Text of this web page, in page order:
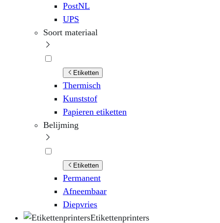
PostNL
UPS
Soort materiaal
Etiketten
Thermisch
Kunststof
Papieren etiketten
Belijming
Etiketten
Permanent
Afneembaar
Diepvries
Etikettenprinters